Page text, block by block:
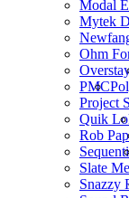
Modal
Mytek
Ohm
PMC
Project
Quik
Rob
Slate
Snazzy